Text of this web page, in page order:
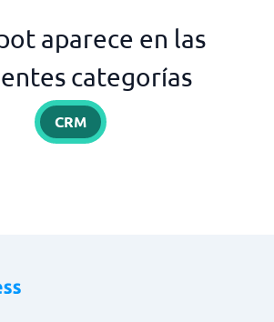
aparece en las
categorías
CRM